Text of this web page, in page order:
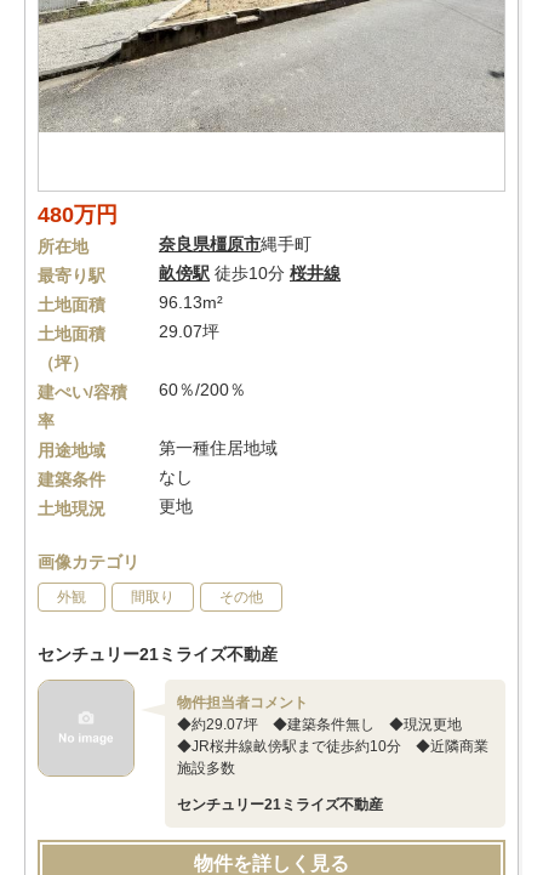
480万円
所在地 奈良県橿原市縄手町
最寄り駅
畝傍駅 徒歩10分 桜井線
土地面積
96.13m²
土地面積
（坪）
29.07坪
建ぺい/容積
率
60％/200％
用途地域
第一種住居地域
建築条件
なし
土地現況
更地
画像カテゴリ
外観 間取り その他
センチュリー21ミライズ不動産
物件担当者コメント
◆約29.07坪 ◆建築条件無し ◆現況更地
◆JR桜井線畝傍駅まで徒歩約10分 ◆近隣商業
施設多数
センチュリー21ミライズ不動産
物件を詳しく見る